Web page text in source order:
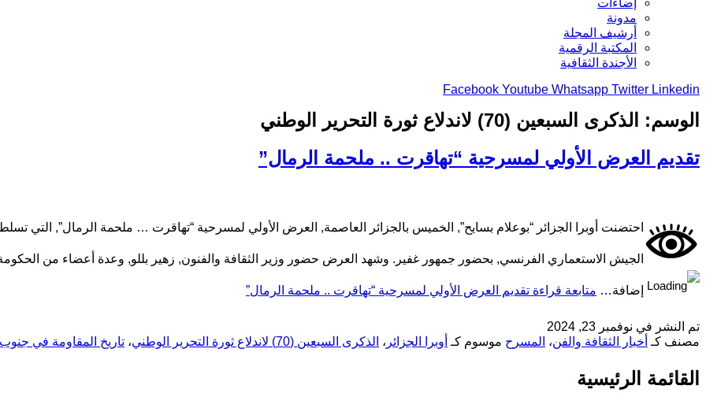
إضاءات
مدونة
أرشيف المجلة
المكتبة الرقمية
الأجندة الثقافية
Facebook Youtube Whatsapp Twitter Linkedin
الوسم:
الذكرى السبعين (70) لاندلاع ثورة التحرير الوطني
تقديم العرض الأولي لمسرحية “تهاقرت .. ملحمة الرمال”
احتضنت أوبرا الجزائر “بوعلام بسايح”, الخميس بالجزائر العاصمة, العرض الأولي لمسرحية “تهاقرت … ملحمة الرمال”,
الجيش الاستعماري الفرنسي, بحضور جمهور غفير. وشهد العرض حضور وزير الثقافة والفنون, زهير بللو, وعدة أعضاء من
إضافة… متابعة قراءة تقديم العرض الأولي لمسرحية “تهاقرت .. ملحمة الرمال”
تم النشر في نوفمبر 23, 2024
مصنف كـ أخبار الثقافة والفن، المسرح موسوم كـ أوبرا الجزائر ، الذكرى السبعين (70) لاندلاع ثورة التحرير الوطني ، تاريخ المقاومة في جنوب
القائمة الرئيسية